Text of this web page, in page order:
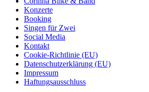
Konzerte
Booking
Singen für Zwei
Social Media
Kontakt
Cookie-Richtlinie (EU)
Datenschutzerklärung (EU)
Impressum
Haftungsausschluss